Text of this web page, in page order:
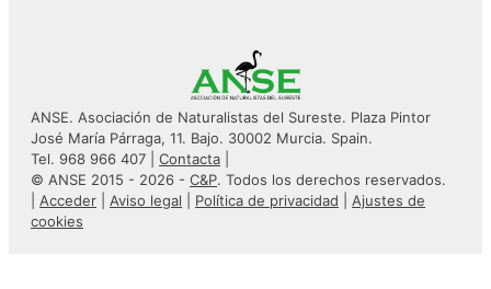
ANSE. Asociación de Naturalistas del Sureste. Plaza Pintor
José María Párraga, 11. Bajo. 30002 Murcia. Spain.
Tel. 968 966 407 | Contacta
© ANSE 2015 - 2026 - C&P. Todos los derechos reservados.
Acceder Aviso legal Política de privacidad
Ajustes de
cookies